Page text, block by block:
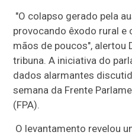
"O colapso gerado pela
provocando êxodo rural e
mãos de poucos", alertou
tribuna. A iniciativa do
dados alarmantes
semana da Frente
(FPA).
O levantamento revelou